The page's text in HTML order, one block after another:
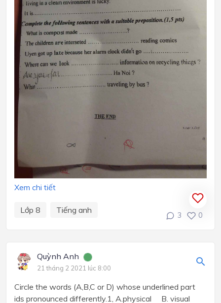
Xem chi tiết
Lớp 8 Tiếng anh
3 0
Quỳnh Anh
21 tháng 2 2021 lúc 8:00
Circle the words (A,B,C or D) whose underlined part
ids pronounced differently.1, A.physical B. visual